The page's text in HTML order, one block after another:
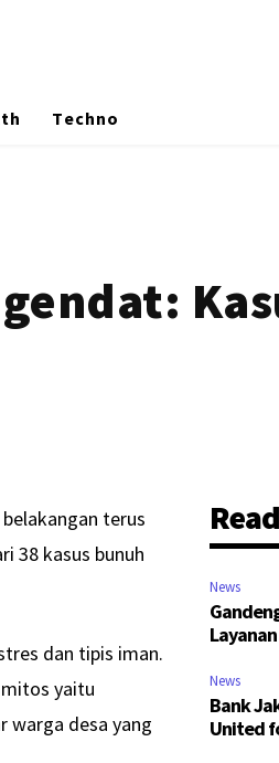
Techno
terus
38 kasus bunuh
dan tipis iman.
yaitu
warga desa yang
News
News
Bank
United